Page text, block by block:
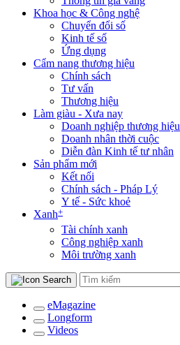
Khoa học & Công nghệ
Chuyển đổi số
Kinh tế số
Ứng dụng
Cẩm nang thương hiệu
Chính sách
Tư vấn
Thương hiệu
Làm giàu - Xưa nay
Doanh nghiệp thương hiệu
Doanh nhân thời cuộc
Diễn đàn Kinh tế tư nhân
Sản phẩm mới
Kết nối
Chính sách - Pháp Lý
Y tế - Sức khoẻ
Xanh+
Tài chính xanh
Công nghiệp xanh
Môi trường xanh
eMagazine
Longform
Videos